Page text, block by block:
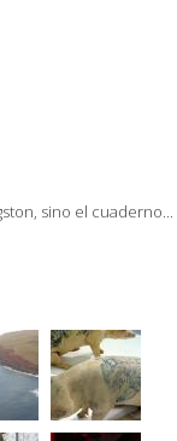
sino el cuaderno...